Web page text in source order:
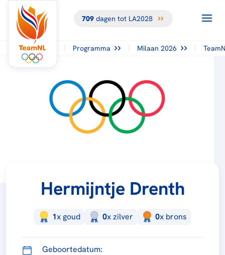
709dagen tot LA2028
Programma Milaan 2026
Hermijntje Drenth
1x goud 0xzilver 0x brons
Geboortedatum: